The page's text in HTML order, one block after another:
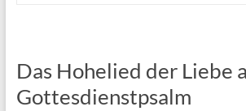
Das Hohelied der Liebe
Gottesdienstpsalm